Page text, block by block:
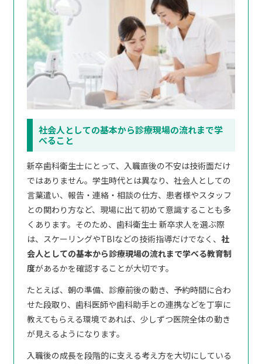
社会人としての基本から診療現場の流れまで学
べること
新卒歯科衛生士にとって、入職直後の不安は技術面だけ
ではありません。学生時代とは異なり、社会人としての
言葉遣い、報告・連絡・相談の仕方、患者様やスタッフ
との関わり方など、現場に出て初めて意識することも多
くあります。そのため、歯科衛生士 新卒求人を選ぶ際
は、スケーリングやTBIなどの技術指導だけでなく、社
会人としての基本から診療現場の流れまで学べる教育制
度があるかを確認することが大切です。
たとえば、朝の準備、診療前後の動き、予約時間に合わ
せた段取り、歯科医師や歯科助手との連携などを丁寧に
教えてもらえる環境であれば、少しずつ医院全体の動き
が見えるようになります。
入職後の成長を段階的に支える考え方を大切にしている